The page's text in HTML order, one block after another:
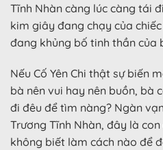
Tĩnh Nhàn càng lúc càng tái
kim giây đang chạy của
đang khủng bố tinh thần của
Nếu Cố Yên Chi thật sự biến
bà nên vui hay nên buồn, bà
đi đêu để tìm nàng? Ngàn
Trương Tĩnh Nhàn, đây là
không biết làm cách nào để